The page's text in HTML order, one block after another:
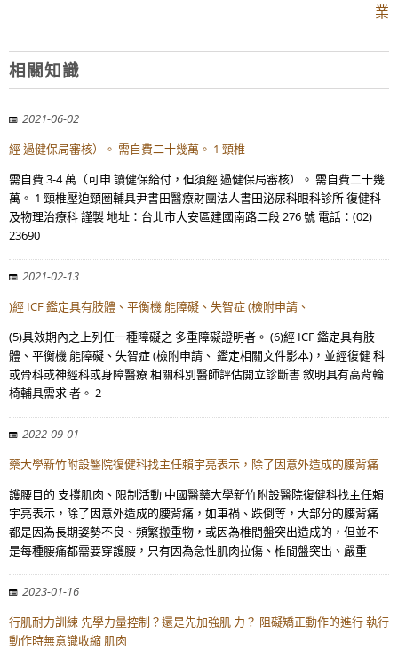
業
相關知識
2021-06-02
經 過健保局審核）。 需自費二十幾萬。 1 頸椎
需自費 3-4 萬（可申 讀健保給付，但須經 過健保局審核）。 需自費二十幾
萬。 1 頸椎壓迫頸圈輔具尹書田醫療財團法人書田泌尿科眼科診所 復健科
及物理治療科 謹製 地址：台北市大安區建國南路二段 276 號 電話：(02)
23690
2021-02-13
)經 ICF 鑑定具有肢體、平衡機 能障礙、失智症 (檢附申請、
(5)具效期內之上列任一種障礙之 多重障礙證明者。 (6)經 ICF 鑑定具有肢
體、平衡機 能障礙、失智症 (檢附申請、 鑑定相關文件影本)，並經復健 科
或骨科或神經科或身障醫療 相關科別醫師評估開立診斷書 敘明具有高背輪
椅輔具需求 者。 2
2022-09-01
藥大學新竹附設醫院復健科找主任賴宇亮表示，除了因意外造成的腰背痛
護腰目的 支撐肌肉、限制活動 中國醫藥大學新竹附設醫院復健科找主任賴
宇亮表示，除了因意外造成的腰背痛，如車禍、跌倒等，大部分的腰背痛
都是因為長期姿勢不良、頻繁搬重物，或因為椎間盤突出造成的，但並不
是每種腰痛都需要穿護腰，只有因為急性肌肉拉傷、椎間盤突出、嚴重
2023-01-16
行肌耐力訓練 先學力量控制？還是先加強肌 力？ 阻礙矯正動作的進行 執行
動作時無意識收縮 肌肉